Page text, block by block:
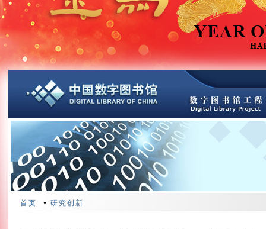
首页 • 研究创新